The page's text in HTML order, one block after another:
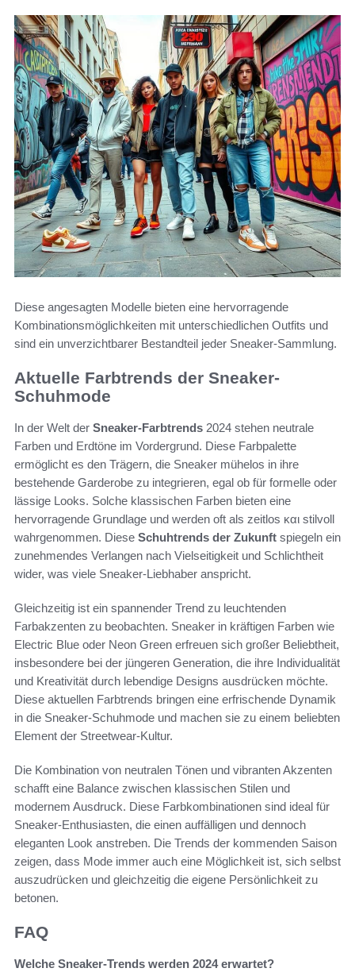
Diese angesagten Modelle bieten eine hervorragende
Kombinationsmöglichkeiten mit unterschiedlichen Outfits und
sind ein unverzichtbarer Bestandteil jeder Sneaker-Sammlung.
Aktuelle Farbtrends der Sneaker-
Schuhmode
In der Welt der Sneaker-Farbtrends 2024 stehen neutrale
Farben und Erdtöne im Vordergrund. Diese Farbpalette
ermöglicht es den Trägern, die Sneaker mühelos in ihre
bestehende Garderobe zu integrieren, egal ob für formelle oder
lässige Looks. Solche klassischen Farben bieten eine
hervorragende Grundlage und werden oft als zeitlos και stilvoll
wahrgenommen. Diese Schuhtrends der Zukunft spiegeln ein
zunehmendes Verlangen nach Vielseitigkeit und Schlichtheit
wider, was viele Sneaker-Liebhaber anspricht.
Gleichzeitig ist ein spannender Trend zu leuchtenden
Farbakzenten zu beobachten. Sneaker in kräftigen Farben wie
Electric Blue oder Neon Green erfreuen sich großer Beliebtheit,
insbesondere bei der jüngeren Generation, die ihre Individualität
und Kreativität durch lebendige Designs ausdrücken möchte.
Diese aktuellen Farbtrends bringen eine erfrischende Dynamik
in die Sneaker-Schuhmode und machen sie zu einem beliebten
Element der Streetwear-Kultur.
Die Kombination von neutralen Tönen und vibranten Akzenten
schafft eine Balance zwischen klassischen Stilen und
modernem Ausdruck. Diese Farbkombinationen sind ideal für
Sneaker-Enthusiasten, die einen auffälligen und dennoch
eleganten Look anstreben. Die Trends der kommenden Saison
zeigen, dass Mode immer auch eine Möglichkeit ist, sich selbst
auszudrücken und gleichzeitig die eigene Persönlichkeit zu
betonen.
FAQ
Welche Sneaker-Trends werden 2024 erwartet?